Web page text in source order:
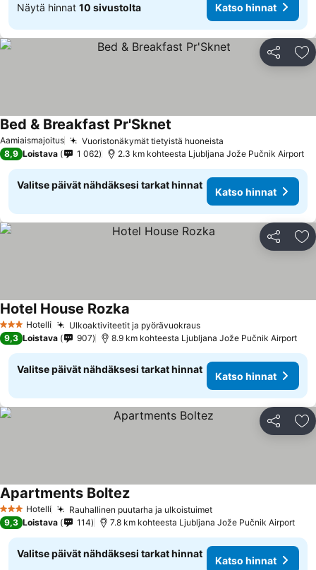
Näytä hinnat 10 sivustolta Katso hinnat
Jaa
Aamiaismajoitus Vuoristonäkymät tietyistä huoneista
Bed & Breakfast Pr'Sknet
8,9 Loistava 1 062 2.3 km kohteesta Ljubljana Jože Pučnik Airport
Valitse päivät nähdäksesi tarkat hinnat
Katso hinnat
Jaa
3 Tähtiluokitus
Hotelli Ulkoaktiviteetit ja pyörävuokrausKatso hinnat
Hotel House Rozka
9,3 Loistava 907 8.9 km kohteesta Ljubljana Jože Pučnik Airport
Valitse päivät nähdäksesi tarkat hinnat
Katso hinnat
Jaa
3 Tähtiluokitus
Hotelli Rauhallinen puutarha ja ulkoistuimetKatso hinnat
Apartments BoltezKatso hinnat
9,3 Loistava 114 7.8 km kohteesta Ljubljana Jože Pučnik Airport
Valitse päivät nähdäksesi tarkat hinnat
Katso hinnat